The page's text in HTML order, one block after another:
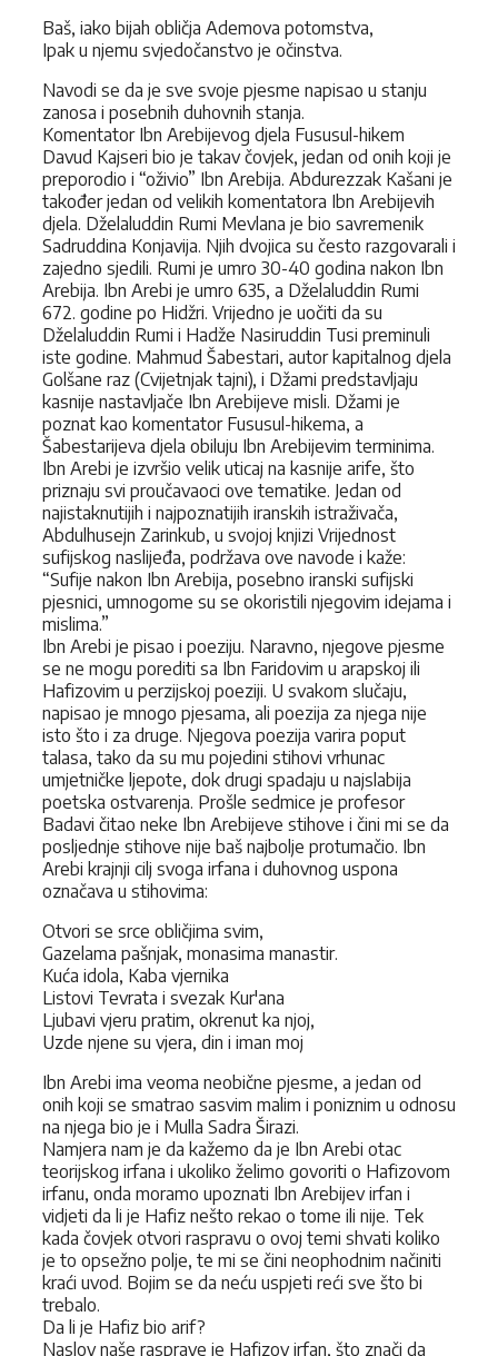
Baš, iako bijah obličja Ademova potomstva,
Ipak u njemu svjedočanstvo je očinstva.
Navodi se da je sve svoje pjesme napisao u stanju
zanosa i posebnih duhovnih stanja.
Komentator Ibn Arebijevog djela Fususul-hikem
Davud Kajseri bio je takav čovjek, jedan od onih koji je
preporodio i “oživio” Ibn Arebija. Abdurezzak Kašani je
također jedan od velikih komentatora Ibn Arebijevih
djela. Dželaluddin Rumi Mevlana je bio savremenik
Sadruddina Konjavija. Njih dvojica su često razgovarali i
zajedno sjedili. Rumi je umro 30-40 godina nakon Ibn
Arebija. Ibn Arebi je umro 635, a Dželaluddin Rumi
672. godine po Hidžri. Vrijedno je uočiti da su
Dželaluddin Rumi i Hadže Nasiruddin Tusi preminuli
iste godine. Mahmud Šabestari, autor kapitalnog djela
Golšane raz (Cvijetnjak tajni), i Džami predstavljaju
kasnije nastavljače Ibn Arebijeve misli. Džami je
poznat kao komentator Fususul-hikema, a
Šabestarijeva djela obiluju Ibn Arebijevim terminima.
Ibn Arebi je izvršio velik uticaj na kasnije arife, što
priznaju svi proučavaoci ove tematike. Jedan od
najistaknutijih i najpoznatijih iranskih istraživača,
Abdulhusejn Zarinkub, u svojoj knjizi Vrijednost
sufijskog naslijeđa, podržava ove navode i kaže:
“Sufije nakon Ibn Arebija, posebno iranski sufijski
pjesnici, umnogome su se okoristili njegovim idejama i
mislima.”
Ibn Arebi je pisao i poeziju. Naravno, njegove pjesme
se ne mogu porediti sa Ibn Faridovim u arapskoj ili
Hafizovim u perzijskoj poeziji. U svakom slučaju,
napisao je mnogo pjesama, ali poezija za njega nije
isto što i za druge. Njegova poezija varira poput
talasa, tako da su mu pojedini stihovi vrhunac
umjetničke ljepote, dok drugi spadaju u najslabija
poetska ostvarenja. Prošle sedmice je profesor
Badavi čitao neke Ibn Arebijeve stihove i čini mi se da
posljednje stihove nije baš najbolje protumačio. Ibn
Arebi krajnji cilj svoga irfana i duhovnog uspona
označava u stihovima:
Otvori se srce obličjima svim,
Gazelama pašnjak, monasima manastir.
Kuća idola, Kaba vjernika
Listovi Tevrata i svezak Kur'ana
Ljubavi vjeru pratim, okrenut ka njoj,
Uzde njene su vjera, din i iman moj
Ibn Arebi ima veoma neobične pjesme, a jedan od
onih koji se smatrao sasvim malim i poniznim u odnosu
na njega bio je i Mulla Sadra Širazi.
Namjera nam je da kažemo da je Ibn Arebi otac
teorijskog irfana i ukoliko želimo govoriti o Hafizovom
irfanu, onda moramo upoznati Ibn Arebijev irfan i
vidjeti da li je Hafiz nešto rekao o tome ili nije. Tek
kada čovjek otvori raspravu o ovoj temi shvati koliko
je to opsežno polje, te mi se čini neophodnim načiniti
kraći uvod. Bojim se da neću uspjeti reći sve što bi
trebalo.
Da li je Hafiz bio arif?
Naslov naše rasprave je Hafizov irfan, što znači da